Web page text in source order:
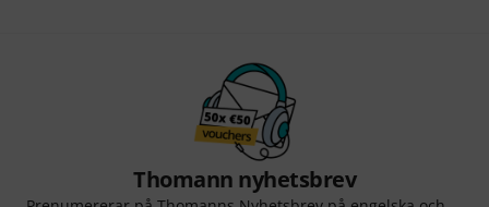
Thomann nyhetsbrev